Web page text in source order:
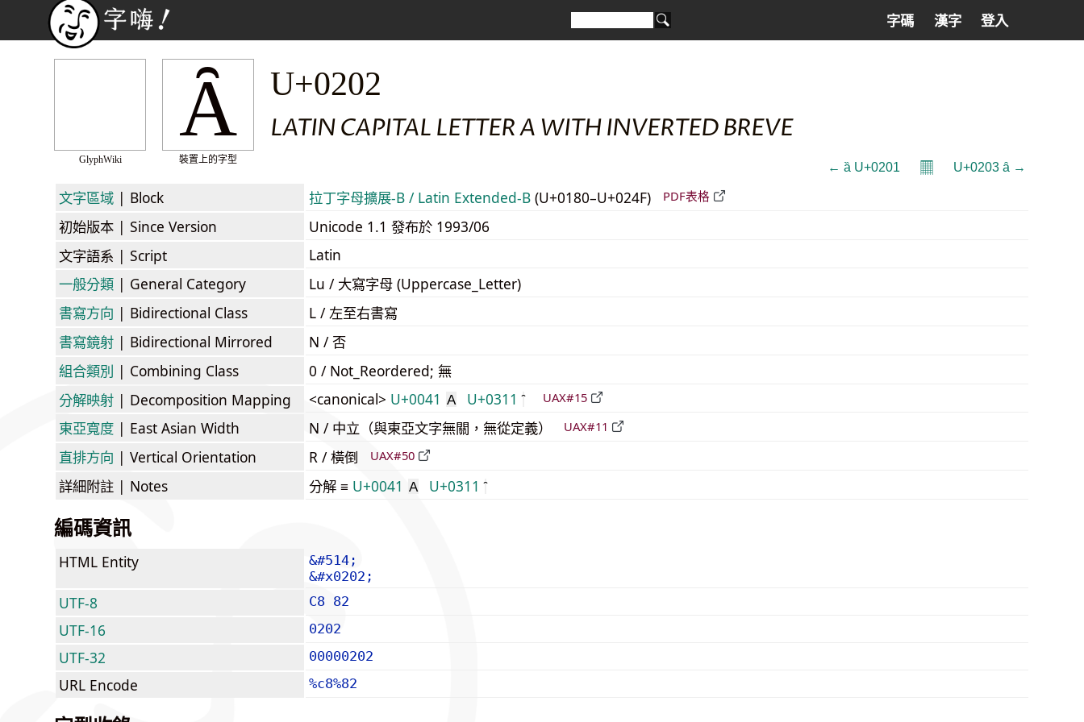
字碼 漢字 登入
GlyphWiki
Ȃ
裝置上的字型
U+0202
LATIN CAPITAL LETTER A WITH INVERTED BREVE
← ȁ U+0201 𝄜 U+0203 ȃ →
文字區域 | Block 拉丁字母擴展-B / Latin Extended-B (U+0180–U+024F) PDF表格
初始版本 | Since Version
Unicode 1.1 發布於 1993/06
文字語系 | Script
Latin
一般分類 | General Category
Lu / 大寫字母 (Uppercase_Letter)
書寫方向 | Bidirectional Class
L / 左至右書寫
書寫鏡射 | Bidirectional Mirrored
N / 否
組合類別 | Combining Class
0 / Not_Reordered; 無
分解映射 | Decomposition Mapping <canonical> U+0041 A U+0311 UAX#15
東亞寬度 | East Asian Width N / 中立（與東亞文字無關，無從定義） UAX#11
直排方向 | Vertical Orientation R / 橫倒 UAX#50
詳細附註 | Notes 分解 ≡ U+0041 A U+0311
編碼資訊
HTML Entity
&#514;
&#x0202;
UTF-8 C8 82
UTF-16 0202
UTF-32 00000202
URL Encode %c8%82